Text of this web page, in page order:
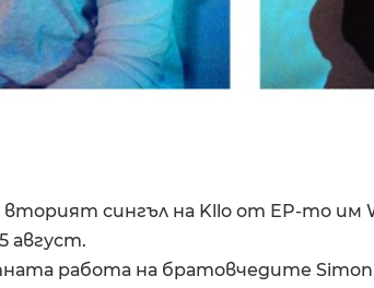
вторият сингъл на Kllo от EP-то им
август.
работа на братовчедите